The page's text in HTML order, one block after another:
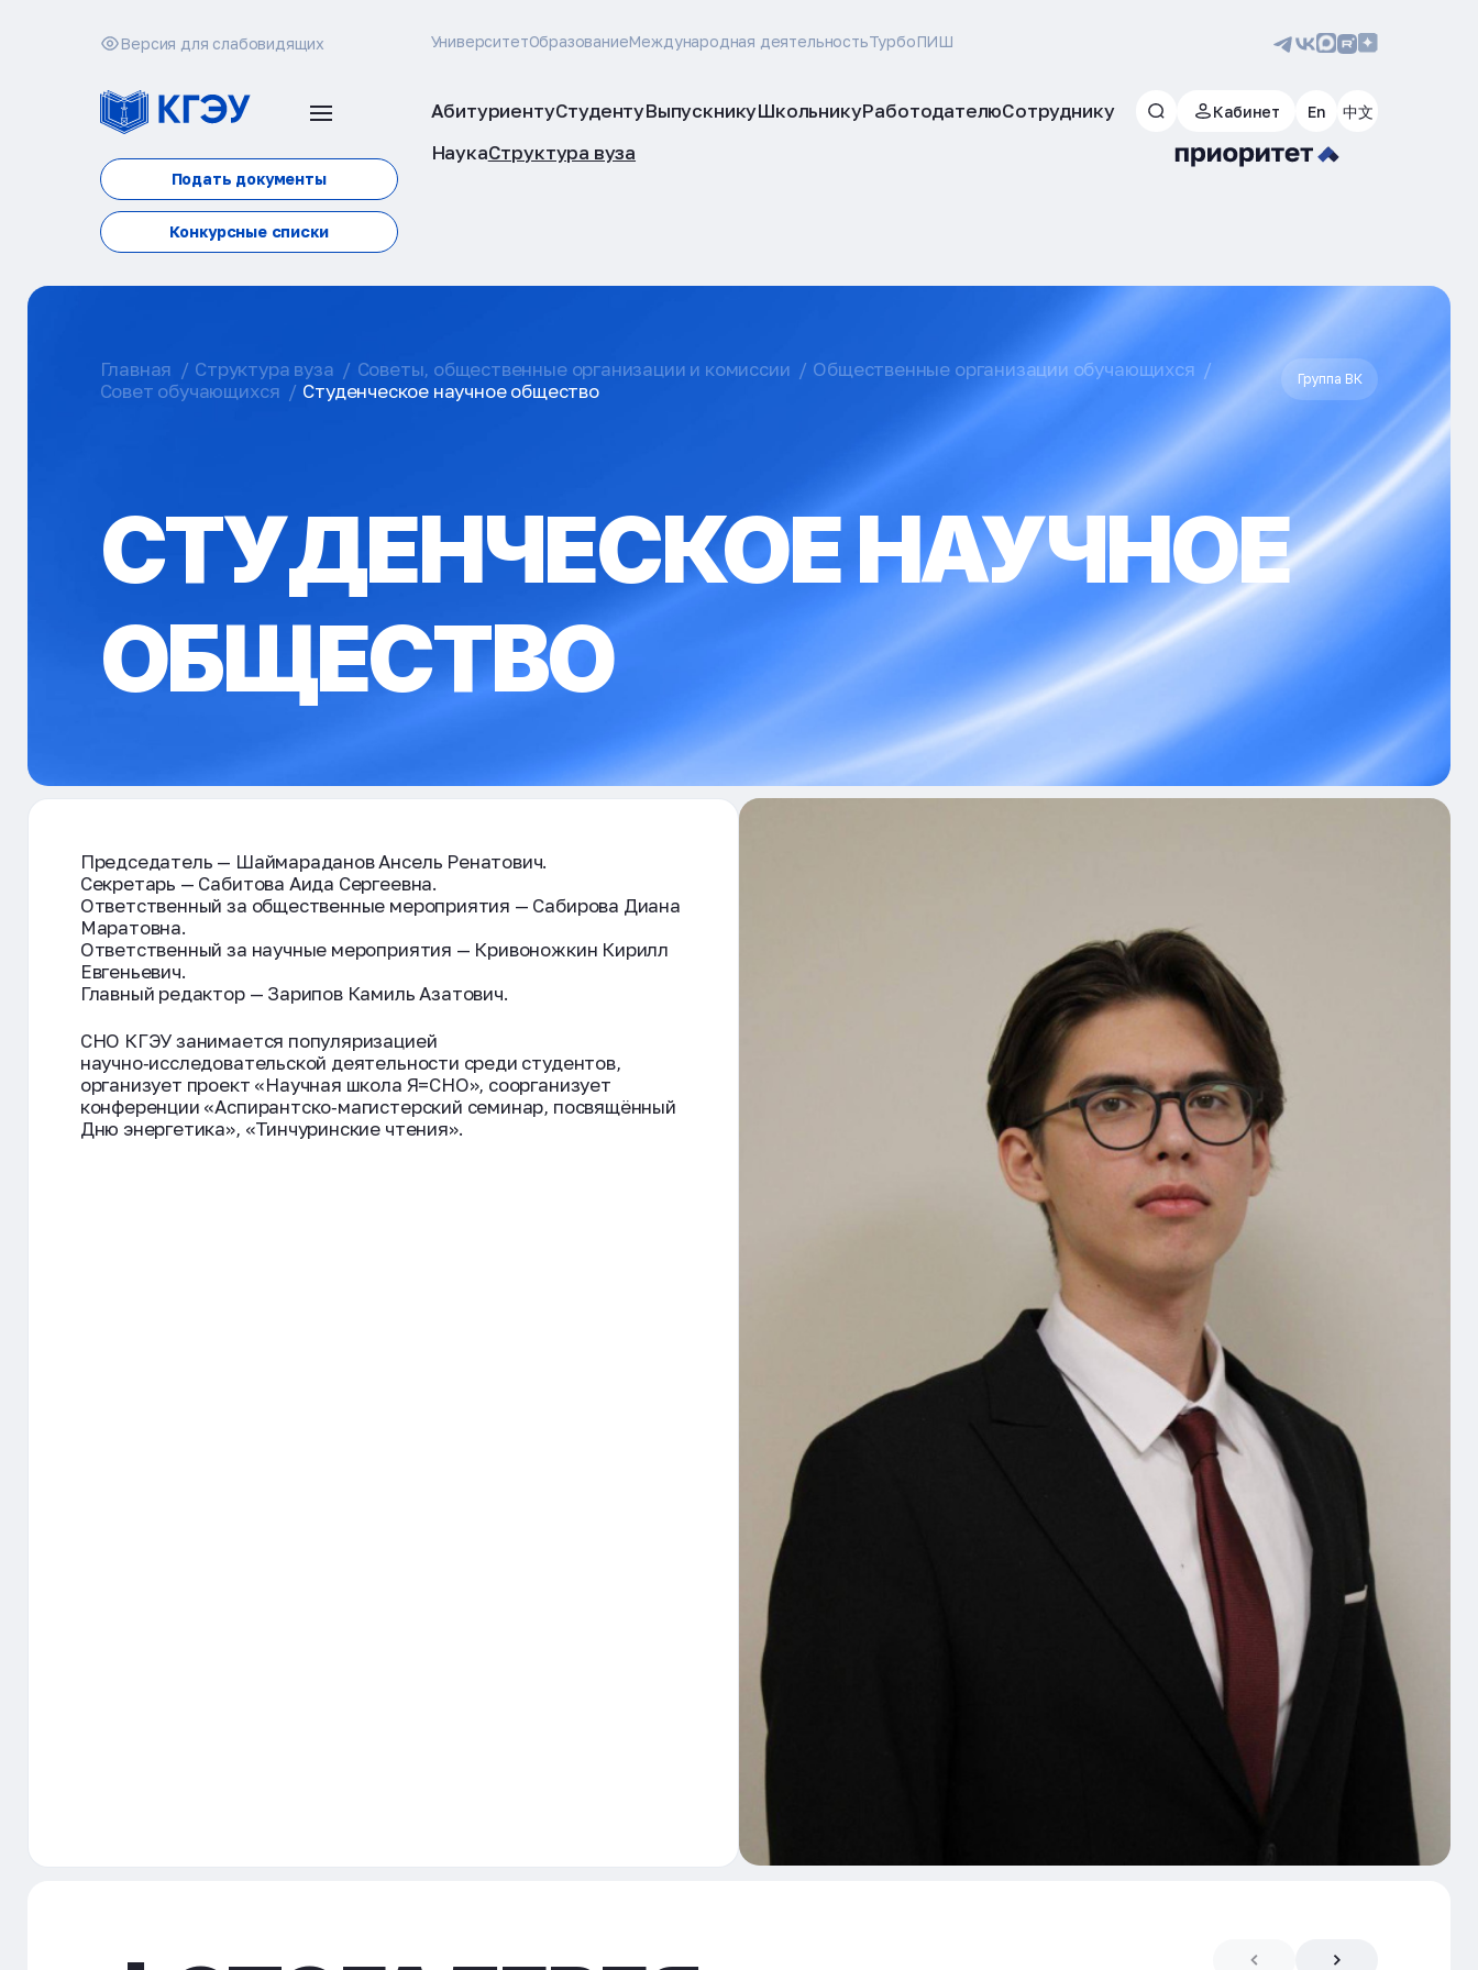
Версия для слабовидящих УниверситетОбразованиеМеждународная деятельностьТурбоПИШ
Подать документы
Конкурсные списки
АбитуриентуСтудентуВыпускникуШкольникуРаботодателюСотруднику
НаукаСтруктура вуза
Кабинет En 中文
Главная Структура вуза Советы, общественные организации и комиссии
Общественные организации обучающихся
Cовет обучающихся
Студенческое научное общество
СТУДЕНЧЕСКОЕ НАУЧНОЕ
ОБЩЕСТВО
Группа ВК
Председатель — Шаймараданов Ансель Ренатович.
Секретарь — Сабитова Аида Сергеевна.
Ответственный за общественные мероприятия — Сабирова Диана
Маратовна.
Ответственный за научные мероприятия — Кривоножкин Кирилл
Евгеньевич.
Главный редактор — Зарипов Камиль Азатович.
СНО КГЭУ занимается популяризацией
научно‑исследовательской деятельности среди студентов,
организует проект «Научная школа Я=СНО», соорганизует
конференции «Аспирантско‑магистерский семинар, посвящённый
Дню энергетика», «Тинчуринские чтения».